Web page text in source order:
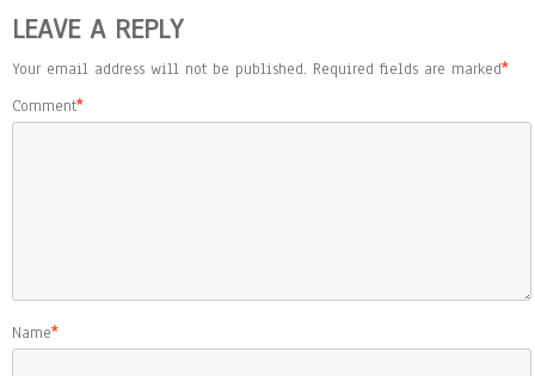
LEAVE A REPLY
Your email address will not be published. Required fields are marked*
Comment*
Name*